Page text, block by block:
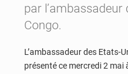
par l’ambassadeur
Congo.
L’ambassadeur des Etats-
présenté ce mercredi 2 mai